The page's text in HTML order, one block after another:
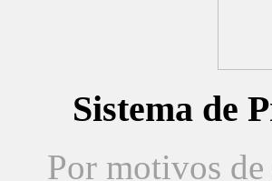
Sistema de
Por motivos de